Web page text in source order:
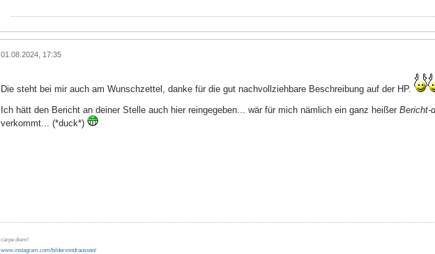
01.08.2024, 17:35
Die steht bei mir auch am Wunschzettel, danke für die gut nachvollziehbare Beschreibung auf der HP.
Ich hätt den Bericht an deiner Stelle auch hier reingegeben... wär für mich nämlich ein ganz heißer Bericht-
verkommt... (*duck*)
carpe diem!
www.instagram.com/bildervondraussen/